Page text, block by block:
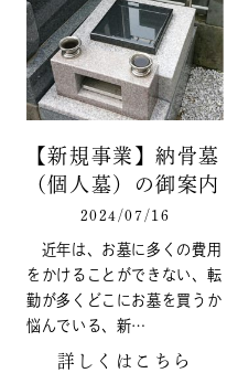
【新規事業】納骨墓
（個人墓）の御案内
2024/07/16
近年は、お墓に多くの費用
をかけることができない、転
勤が多くどこにお墓を買うか
悩んでいる、新…
詳しくはこちら